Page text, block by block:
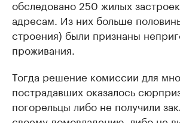
обследовано 250 жилых
адресам. Из них больше
строения) были признаны
проживания.
Тогда решение комиссии для
пострадавших оказалось
погорельцы либо не получили